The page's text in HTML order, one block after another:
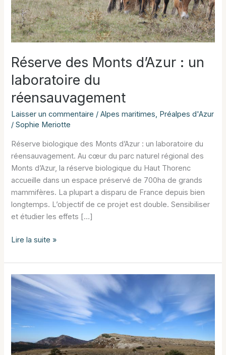
Réserve des Monts d’Azur : un
laboratoire du
réensauvagement
Laisser un commentaire /Alpes maritimes, Préalpes d'Azur
/Sophie Meriotte
Réserve biologique des Monts d’Azur : un laboratoire du
réensauvagement. Au cœur du parc naturel régional des
Monts d’Azur, la réserve biologique du Haut Thorenc
accueille dans un espace préservé de 700ha de grands
mammifères. La plupart a disparu de France depuis bien
longtemps. L’objectif de ce projet est double. Sensibiliser
et étudier les effets […]
Réserve
Monts
d’Azur
:
un
laboratoire
du
réensauvagement
Lire la suite »